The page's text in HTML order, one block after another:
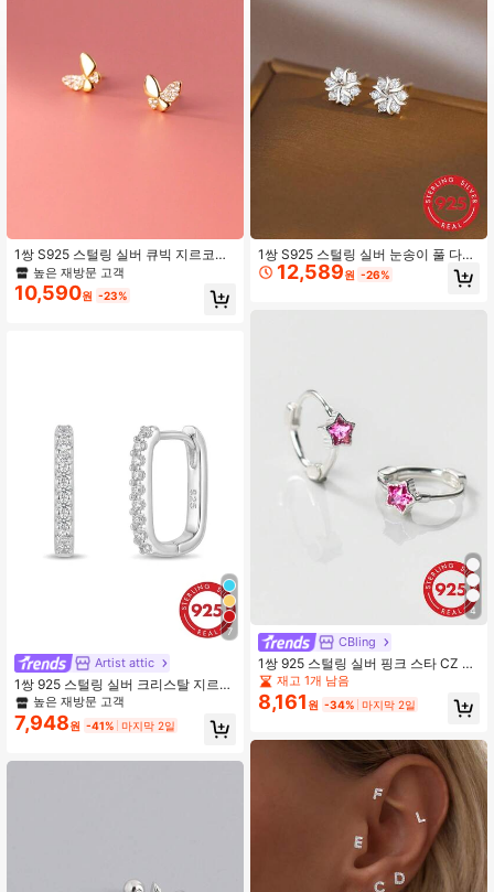
1쌍 S925 스털링 실버 큐빅 지르코니
아 나비 스터드 이어링, 우아한 주얼리
액세서리, 친구 생일/축제 선물에 적합
높은 재방문 고객
10,590원 -23%
7
Artist attic
1쌍 925 스털링 실버 크리스탈 지르코
니아 엣지 패셔너블 지르코니아 후프
귀걸이 1.5cm, 여성 결혼식/생일 선물,
데일리 웨어, 고급 선물 상자 포함
높은 재방문 고객
7,948원 -41% 마지막 2일
1쌍 S925 스털링 실버 눈송이 풀 다이
아몬드 귀걸이, 섬세한 고급 롱 귀걸이
슬리밍 페이스, 럭셔리 스파클링 펜던
12,589원 -26%
4
CBling
1쌍 925 스털링 실버 핑크 스타 CZ 후
프 귀걸이, 섬세한 별 모양 컷 후프 귀
걸이, 저자극성 실버 주얼리, 여성을
위한 귀여운 선물
재고 1개 남음
8,161 원 -34% 마지막 2일